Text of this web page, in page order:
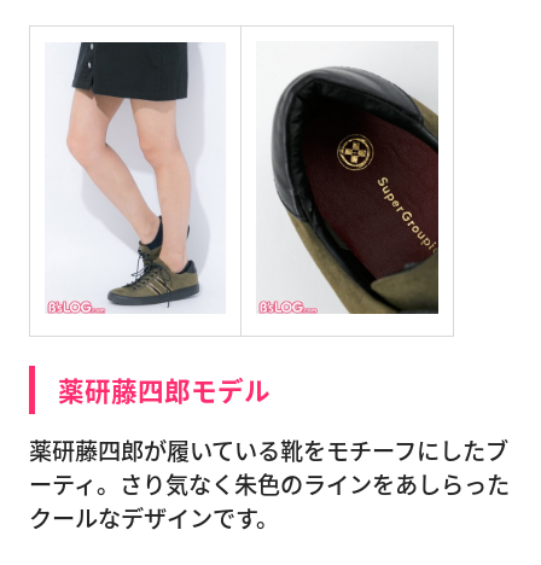
薬研藤四郎モデル
薬研藤四郎が履いている靴をモチーフにしたブ
ーティ。さり気なく朱色のラインをあしらった
クールなデザインです。